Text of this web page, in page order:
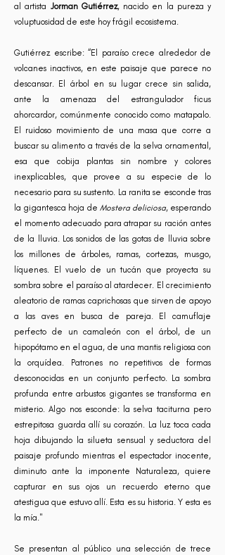
al artista Jorman Gutiérrez, nacido en la pureza y
voluptuosidad de este hoy frágil ecosistema.
Gutiérrez escribe: “El paraíso crece alrededor de
volcanes inactivos, en este paisaje que parece no
descansar. El árbol en su lugar crece sin salida,
ante la amenaza del estrangulador ficus
ahorcardor, comúnmente conocido como matapalo.
El ruidoso movimiento de una masa que corre a
buscar su alimento a través de la selva ornamental,
esa que cobija plantas sin nombre y colores
inexplicables, que provee a su especie de lo
necesario para su sustento. La ranita se esconde tras
la gigantesca hoja de Mostera deliciosa, esperando
el momento adecuado para atrapar su ración antes
de la lluvia. Los sonidos de las gotas de lluvia sobre
los millones de árboles, ramas, cortezas, musgo,
líquenes. El vuelo de un tucán que proyecta su
sombra sobre el paraíso al atardecer. El crecimiento
aleatorio de ramas caprichosas que sirven de apoyo
a las aves en busca de pareja. El camuflaje
perfecto de un camaleón con el árbol, de un
hipopótamo en el agua, de una mantis religiosa con
la orquídea. Patrones no repetitivos de formas
desconocidas en un conjunto perfecto. La sombra
profunda entre arbustos gigantes se transforma en
misterio. Algo nos esconde: la selva taciturna pero
estrepitosa guarda allí su corazón. La luz toca cada
hoja dibujando la silueta sensual y seductora del
paisaje profundo mientras el espectador inocente,
diminuto ante la imponente Naturaleza, quiere
capturar en sus ojos un recuerdo eterno que
atestigua que estuvo allí. Esta es su historia. Y esta es
la mía."
Se presentan al público una selección de trece